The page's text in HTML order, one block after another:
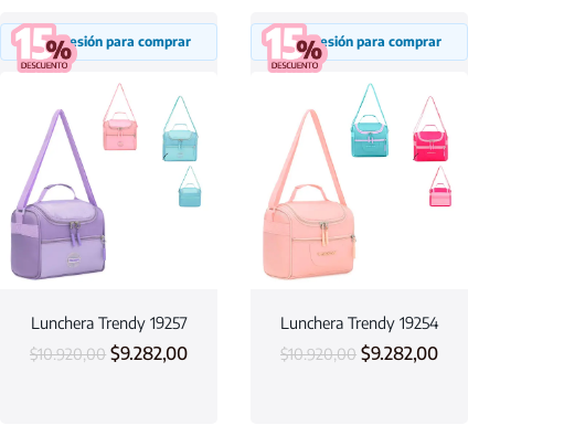
Inicia sesión para comprar
Lunchera Trendy 19257
$10.920,00 $9.282,00
Inicia sesión para comprar
Lunchera Trendy 19254
$10.920,00 $9.282,00